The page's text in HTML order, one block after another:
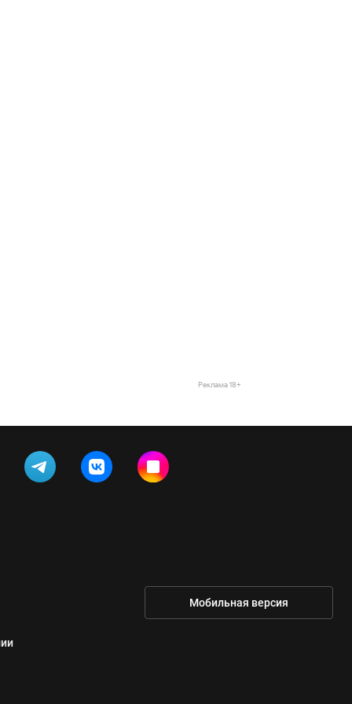
Реклама 18+
Мобильная версия